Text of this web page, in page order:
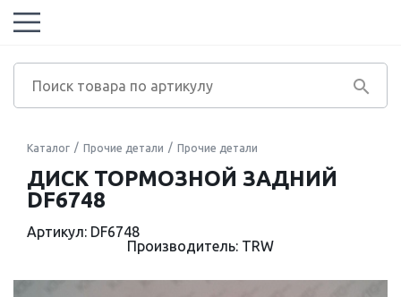
Каталог Прочие детали Прочие детали
ДИСК ТОРМОЗНОЙ ЗАДНИЙ
DF6748
Артикул: DF6748
Производитель: TRW